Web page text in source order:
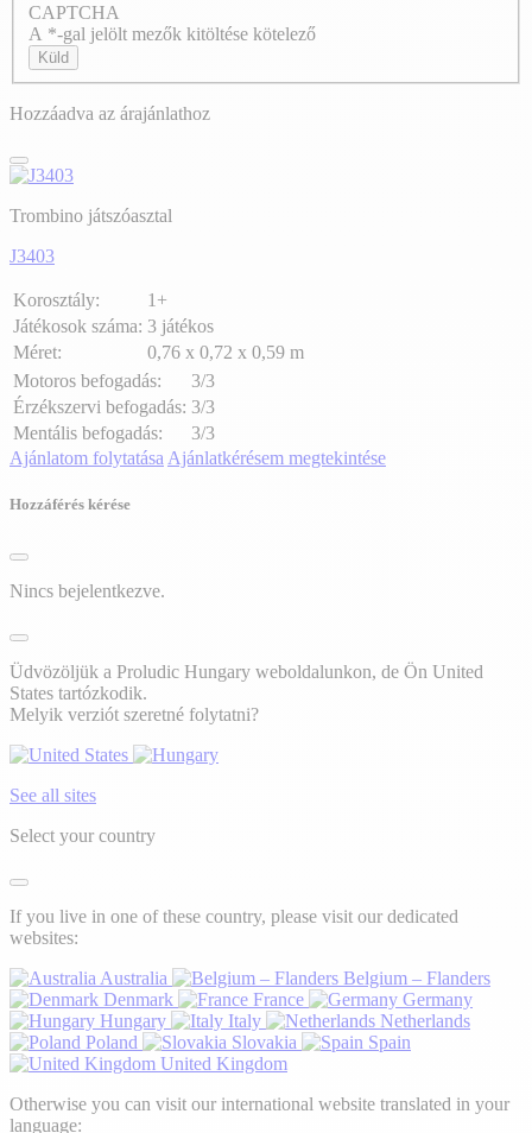
Axeptio consent
CAPTCHA
A *-gal jelölt mezők kitöltése kötelező
Küld
Hozzáadva az árajánlathoz
Trombino játszóasztal
J3403
Korosztály:
1+
Játékosok száma: 3 játékos
Méret:
0,76 x 0,72 x 0,59 m
Motoros befogadás:
3/3
Érzékszervi befogadás: 3/3
Mentális befogadás:
3/3
Ajánlatom folytatása Ajánlatkérésem megtekintése
Hozzáférés kérése
Nincs bejelentkezve.
Üdvözöljük a Proludic Hungary weboldalunkon, de Ön United
States tartózkodik.
Melyik verziót szeretné folytatni?
See all sites
Select your country
If you live in one of these country, please visit our dedicated
websites:
Australia
Belgium – Flanders
Denmark
France
Germany
Hungary
Italy
Netherlands
Poland
Slovakia
Spain
United Kingdom
Otherwise you can visit our international website translated in your
language: